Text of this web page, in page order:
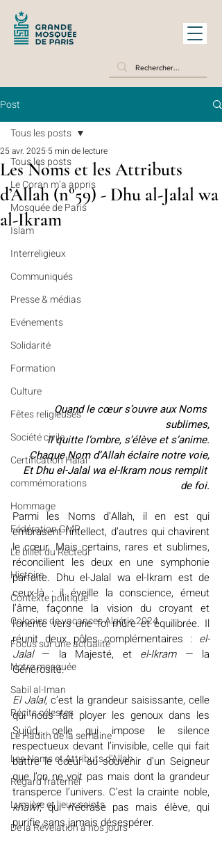
Post
Tous les posts
Le Coran m’a appris
Mosquée de Paris
Islam
Interreligieux
Communiqués
Presse & médias
Evénements
Solidarité
Formation
Culture
Fêtes religieuses
Société civile
Certification Halal
commémorations
Hommage
Fédération GMP
Le billet du Recteur
Histoire
Contexte politique
Colonies de vacances Algérie 2024
​​Focus sur une actualité
Notre mosquée
Sabil al-Iman
Récits célestes
Le Hadith de la semaine
Les Noms et Attributs d'Allah
Regard fraternel
Lumière et lieux saints
De la Révélation à nos jours
Tous les posts
Les Noms et les Attributs
d’Allah (n°59) - Dhu al-Jalal wa
al-Ikram
25 avr. 2025 5 min de lecture
Quand le cœur s’ouvre aux Noms
sublimes,
Il quitte l’ombre, s’élève et s’anime.
Chaque Nom d’Allah éclaire notre voie,
Et Dhu el-Jalal wa el-Ikram nous remplit
de foi.
Parmi les Noms d’Allah, il en est qui
embrasent l’intellect, d’autres qui chavirent
le cœur. Mais certains, rares et sublimes,
réconcilient les deux en une symphonie
parfaite. Dhu el-Jalal wa el-Ikram est de
ceux-là : il éveille la conscience, émeut
l’âme, façonne la vision du croyant et
l’oriente vers une foi mûre et équilibrée. Il
réunit deux pôles complémentaires : el-
Jalal — la Majesté, et el-Ikram — la
Générosité.
El Jalal, c’est la grandeur saisissante, celle
qui nous fait ployer les genoux dans les
Sujûd, celle qui impose le silence
respectueux devant l’invisible, celle qui fait
battre le cœur au souvenir d’un Seigneur
que l’on ne voit pas mais dont la grandeur
khawf, qui n’écrase pas mais élève, qui
purifie sans jamais désespérer.